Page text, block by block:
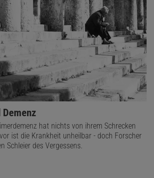
hat nichts von ihrem Schrecken
ist die Krankheit unheilbar - doch Forscher
Schleier des Vergessens.